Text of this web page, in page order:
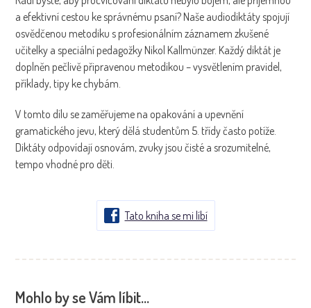
a efektivní cestou ke správnému psaní? Naše audiodiktáty spojují
osvědčenou metodiku s profesionálním záznamem zkušené
učitelky a speciální pedagožky Nikol Kallmünzer. Každý diktát je
doplněn pečlivě připravenou metodikou – vysvětlením pravidel,
příklady, tipy ke chybám.
V tomto dílu se zaměřujeme na opakování a upevnění
gramatického jevu, který dělá studentům 5. třídy často potíže.
Diktáty odpovídají osnovám, zvuky jsou čisté a srozumitelné,
tempo vhodné pro děti.
Tato kniha se mi líbí
Mohlo by se Vám líbit…